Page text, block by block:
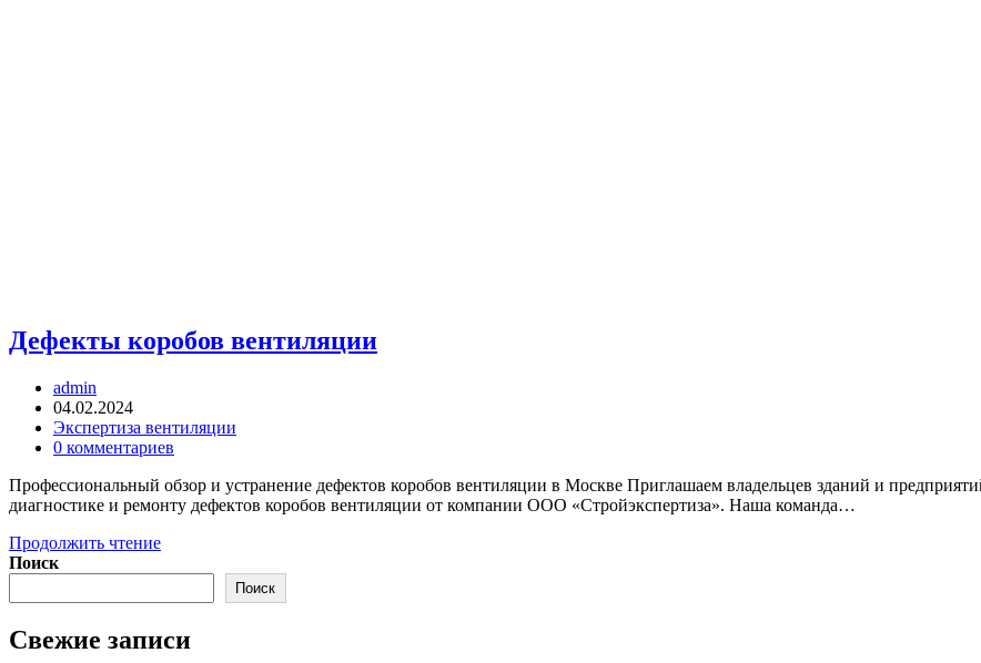
Дефекты коробов вентиляции
Автор
записи:
admin
Запись
опубликована:
04.02.2024
Рубрика
записи:
Экспертиза вентиляции
Комментарии
записи:
0 комментариев
Профессиональный обзор и устранение дефектов коробов вентиляции в Москве Приглашаем владельцев зданий и
диагностике и ремонту дефектов коробов вентиляции от компании ООО «Стройэкспертиза». Наша команда…
Продолжить чтениеДефекты
вентиляции
Поиск
Поиск
Свежие записи